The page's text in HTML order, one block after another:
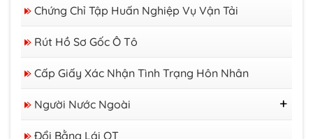
Chứng Chỉ Tập Huấn Nghiệp Vụ Vận Tải
Rút Hồ Sơ Gốc Ô Tô
Cấp Giấy Xác Nhận Tình Trạng Hôn Nhân
Người Nước Ngoài
Thị Thực
Đổi Bằng Lái QT